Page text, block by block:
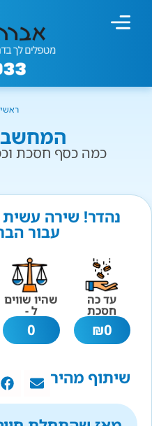
ראשי
כמה כסף חסכת
נהדר! שירה עשית
עבור
עד כה
חסכת
0
₪
שהיו שווים
ל -
0
שיתוף מהיר